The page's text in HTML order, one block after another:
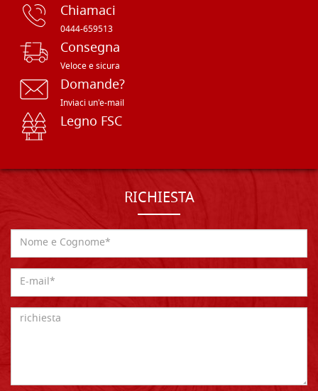
Chiamaci
0444-659513
Consegna
Veloce e sicura
Domande?
Inviaci un'e-mail
Legno FSC
RICHIESTA